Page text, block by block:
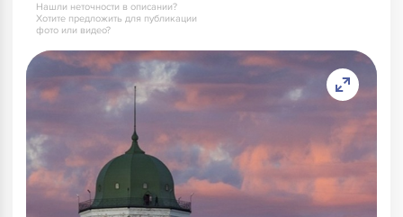
Нашли неточности в описании?
Хотите предложить для публикации
фото или видео?